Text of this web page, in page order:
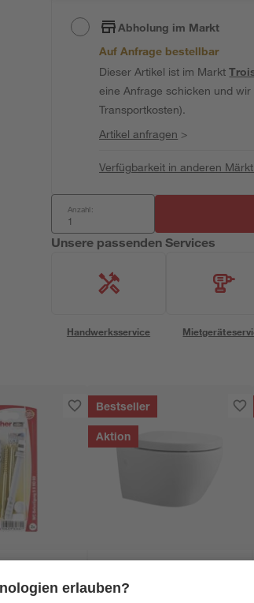
Abholung im Markt
Auf Anfrage bestellbar
Dieser Artikel ist im Markt
eine Anfrage schicken und
Transportkosten).
Artikel anfragen >
Verfügbarkeit in anderen
Anzahl:
Unsere passenden Services
Handwerksservice
Bestseller
Aktion
Wand-WC